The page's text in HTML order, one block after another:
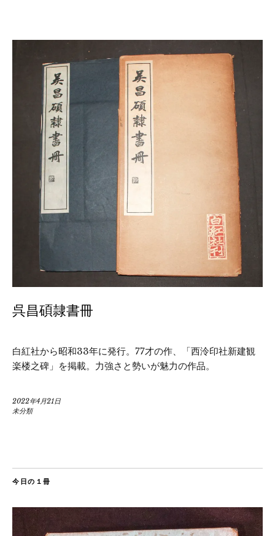
呉昌碩隷書冊
白紅社から昭和33年に発行。77才の作、「西泠印社新建観
楽楼之碑」を掲載。力強さと勢いが魅力の作品。
2022年4月21日
未分類
今日の１冊